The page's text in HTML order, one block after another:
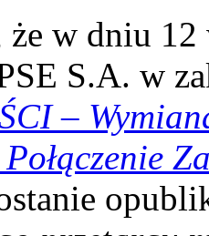
w dniu 12
S.A. w
–